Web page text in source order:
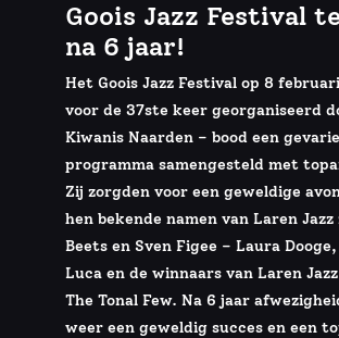
Goois Jazz Festival
na 6 jaar!
Het Goois Jazz Festival op 8
voor de 37ste keer georganiseerd
Kiwanis Naarden – bood een
programma samengesteld met
Zij zorgden voor een geweldige
hen bekende namen van Laren Jazz
Beets en Sven Figee – Laura
Luca en de winnaars van Laren
The Tonal Few. Na 6 jaar
weer een geweldig succes en een